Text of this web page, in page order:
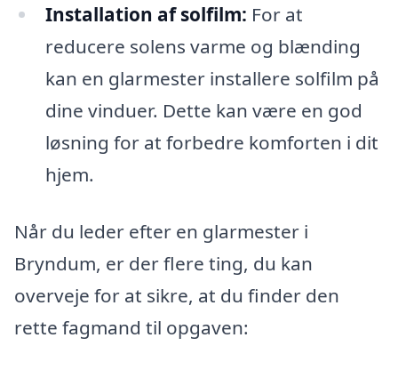
Installation af solfilm: For at
reducere solens varme og blænding
kan en glarmester installere solfilm på
dine vinduer. Dette kan være en god
løsning for at forbedre komforten i dit
hjem.
Når du leder efter en glarmester i
Bryndum, er der flere ting, du kan
overveje for at sikre, at du finder den
rette fagmand til opgaven: